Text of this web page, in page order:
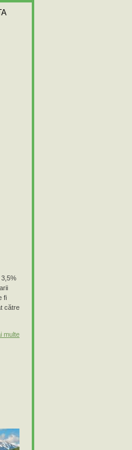
3,5%
fi
către
multe